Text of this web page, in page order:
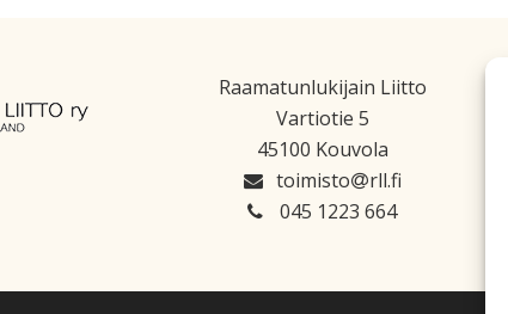
Raamatunlukijain Liitto
Vartiotie 5
45100 Kouvola
toimisto
rll.fi
045 1223 664